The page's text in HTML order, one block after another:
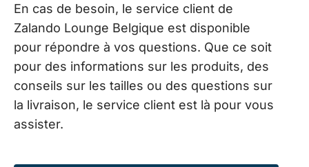
En cas de besoin, le service client de
Zalando Lounge Belgique est disponible
pour répondre à vos questions. Que ce soit
pour des informations sur les produits, des
conseils sur les tailles ou des questions sur
la livraison, le service client est là pour vous
assister.